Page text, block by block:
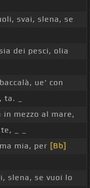
svai, slena, se
dei pesci, olia
baccalà, ue' con
ta. _
in mezzo al mare,
_ _
mia, per [Bb]
slena, se vuoi lo